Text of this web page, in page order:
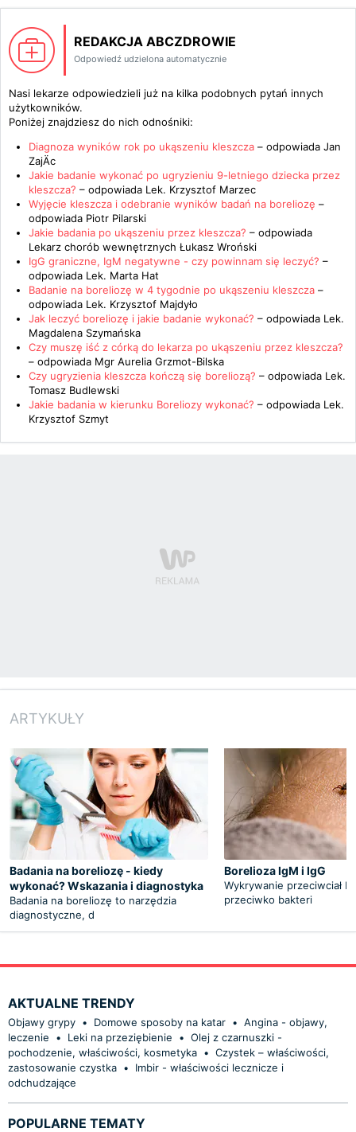
REDAKCJA ABCZDROWIE
Odpowiedź udzielona automatycznie
Nasi lekarze odpowiedzieli już na kilka podobnych pytań innych
użytkowników.
Poniżej znajdziesz do nich odnośniki:
Diagnoza wyników rok po ukąszeniu kleszcza – odpowiada Jan
ZajÄc
Jakie badanie wykonać po ugryzieniu 9-letniego dziecka przez
kleszcza? – odpowiada Lek. Krzysztof Marzec
Wyjęcie kleszcza i odebranie wyników badań na boreliozę –
odpowiada Piotr Pilarski
Jakie badania po ukąszeniu przez kleszcza? – odpowiada
Lekarz chorób wewnętrznych Łukasz Wroński
IgG graniczne, IgM negatywne - czy powinnam się leczyć? –
odpowiada Lek. Marta Hat
Badanie na boreliozę w 4 tygodnie po ukąszeniu kleszcza –
odpowiada Lek. Krzysztof Majdyło
Jak leczyć boreliozę i jakie badanie wykonać? – odpowiada Lek.
Magdalena Szymańska
Czy muszę iść z córką do lekarza po ukąszeniu przez kleszcza?
– odpowiada Mgr Aurelia Grzmot-Bilska
Czy ugryzienia kleszcza kończą się boreliozą? – odpowiada Lek.
Tomasz Budlewski
Jakie badania w kierunku Boreliozy wykonać? – odpowiada Lek.
Krzysztof Szmyt
ARTYKUŁY
Badania na boreliozę - kiedy
wykonać? Wskazania i diagnostyka
Badania na boreliozę to narzędzia
diagnostyczne, d
Borelioza IgM i IgG
Wykrywanie przeciwciał
przeciwko bakteri
AKTUALNE TRENDY
Objawy grypy • Domowe sposoby na katar • Angina - objawy,
leczenie
• Leki na przeziębienie • Olej z czarnuszki -
pochodzenie, właściwości, kosmetyka • Czystek – właściwości,
zastosowanie czystka •
Imbir - właściwości lecznicze i
odchudzające
POPULARNE TEMATY